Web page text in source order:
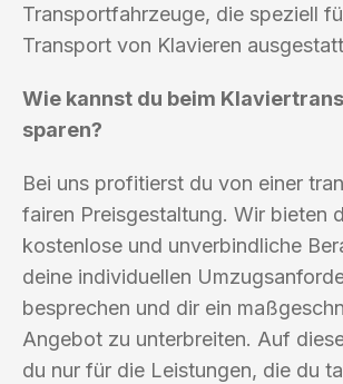
Transportfahrzeuge, die speziell
Transport von Klavieren
Wie kannst du beim
sparen?
Bei uns profitierst du von einer
fairen Preisgestaltung. Wir bieten
kostenlose und unverbindliche
deine individuellen
besprechen und dir ein
Angebot zu unterbreiten. Auf
du nur für die Leistungen, die du